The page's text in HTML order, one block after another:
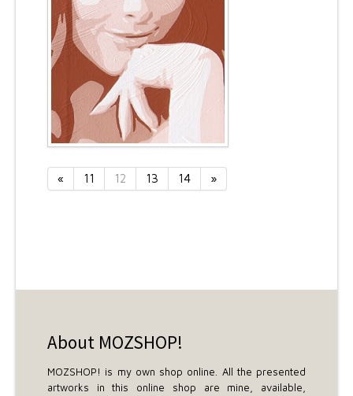
« 11 12 13 14 »
About MOZSHOP!
MOZSHOP! is my own shop online. All the presented
artworks in this online shop are mine, available,